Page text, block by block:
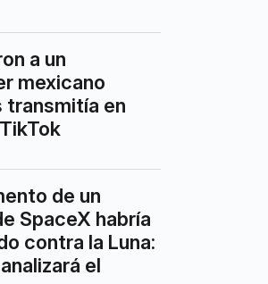
a un
mexicano
transmitía en
de un
SpaceX habría
contra la Luna:
el